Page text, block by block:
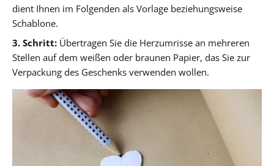
dient Ihnen im Folgenden als Vorlage beziehungsweise
Schablone.
3. Schritt: Übertragen Sie die Herzumrisse an mehreren
Stellen auf dem weißen oder braunen Papier, das Sie zur
Verpackung des Geschenks verwenden wollen.